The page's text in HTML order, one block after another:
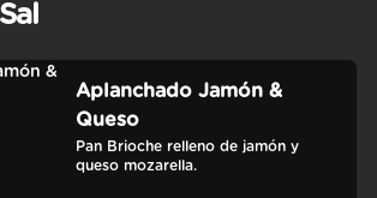
Aplanchado Jamón &
Queso
Pan Brioche relleno de jamón y
queso mozarella.